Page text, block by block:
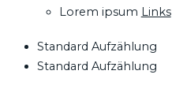
Lorem ipsum Links
Standard Aufzählung
Standard Aufzählung